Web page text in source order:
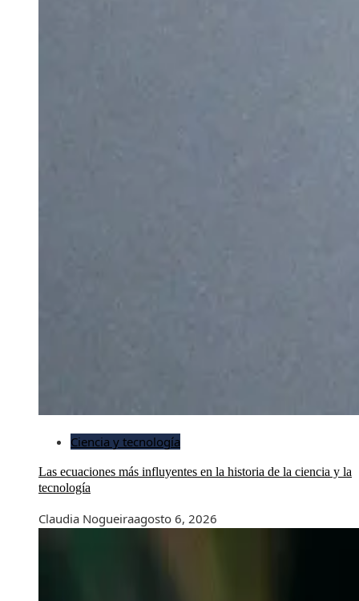
Ciencia y tecnología
Las ecuaciones más influyentes en la historia de la ciencia y la
tecnología
Claudia Nogueiraagosto 6, 2026